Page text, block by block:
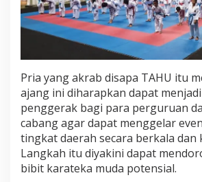
Pria yang akrab disapa TAHU itu
ajang ini diharapkan dapat
penggerak bagi para perguruan
cabang agar dapat menggelar
tingkat daerah secara berkala dan
Langkah itu diyakini dapat
bibit karateka muda potensial.